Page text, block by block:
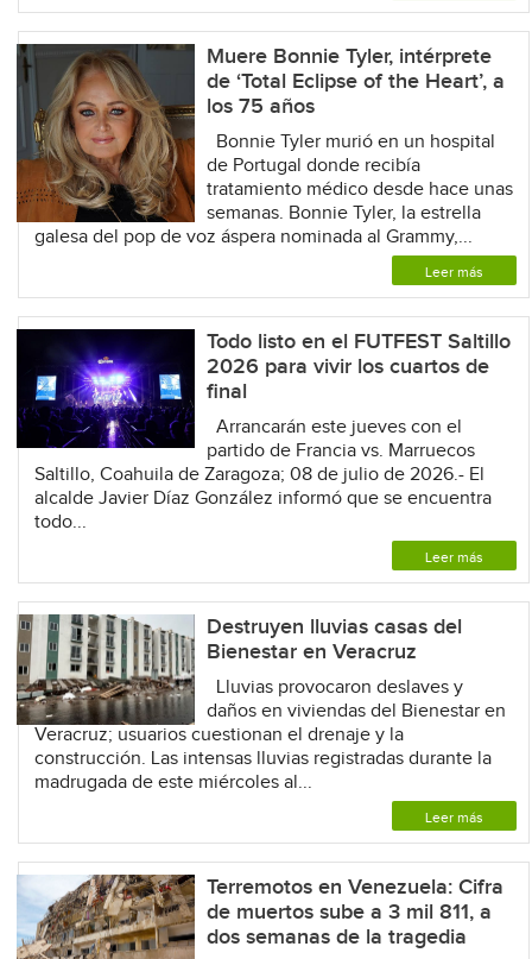
Muere Bonnie Tyler, intérprete
de ‘Total Eclipse of the Heart’, a
los 75 años
Bonnie Tyler murió en un hospital
de Portugal donde recibía
tratamiento médico desde hace unas
semanas. Bonnie Tyler, la estrella
galesa del pop de voz áspera nominada al Grammy,...
Leer más
Todo listo en el FUTFEST Saltillo
2026 para vivir los cuartos de
final
Arrancarán este jueves con el
partido de Francia vs. Marruecos
Saltillo, Coahuila de Zaragoza; 08 de julio de 2026.- El
alcalde Javier Díaz González informó que se encuentra
todo...
Leer más
Destruyen lluvias casas del
Bienestar en Veracruz
Lluvias provocaron deslaves y
daños en viviendas del Bienestar en
Veracruz; usuarios cuestionan el drenaje y la
construcción. Las intensas lluvias registradas durante la
madrugada de este miércoles al...
Leer más
Terremotos en Venezuela: Cifra
de muertos sube a 3 mil 811, a
dos semanas de la tragedia